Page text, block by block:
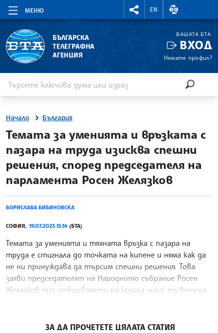
МЕНЮ
RIGHTMENU.SOCIAL
EN
ВАЛУТНИ
БЪЛГАРСКА
ТЕЛЕГРАФНА
АГЕНЦИЯ
ВАШАТА БТА
ВХОД
Нямате профил?
Начало България
site.bta
Темата за уменията и връзката с
пазара на труда изисква спешни
решения, според председателя на
парламента Росен Желязков
БОРИСЛАВА БИБИНОВСКА
СОФИЯ, 19.07.2023 15:14 (БТА)
Темата за уменията и тяхната връзка с пазара на
труда е стигнала до точката на кипене и няма как да
не ни принуждава да търсим спешни решения. Това
заяви председателят на Народното събрание Росен
Желязков при откриването на кръгла маса, посветена
ЗА ДА ПРОЧЕТЕТЕ ЦЯЛАТА СТАТИЯ